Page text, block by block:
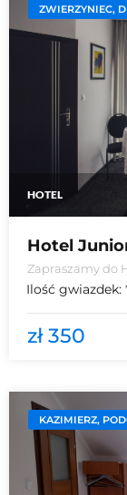
ZWIERZYNIEC,
HOTEL
Hotel
Zapraszamy do
wyjeździe na
otulinie
zielenią
Ilość gwiazdek:
zł 350
KAZIMIERZ,